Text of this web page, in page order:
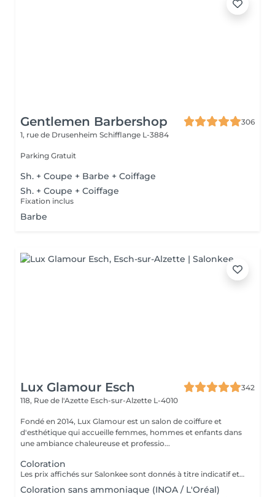
Gentlemen Barbershop
306
1, rue de Drusenheim Schifflange L-3884
Parking Gratuit
Sh. + Coupe + Barbe + Coiffage
Sh. + Coupe + Coiffage
Fixation inclus
Barbe
Lux Glamour Esch
342
118, Rue de l'Azette Esch-sur-Alzette L-4010
Fondé en 2014, Lux Glamour est un salon de coiffure et
d'esthétique qui accueille femmes, hommes et enfants dans
une ambiance chaleureuse et professio...
Coloration
Les prix affichés sur Salonkee sont donnés à titre indicatif et représentent les tarifs de base. Ceux-ci peuvent varier en fonction du diagnostic effectué lors de votre arrivée au salon et de l'expertise du professionnel à qui vous confiez vos soins de beauté. Dans tout les cas, un devis détaillé vous sera proposé et toute prestation sera réalisée avec votre accord.
Coloration sans ammoniaque (INOA / L'Oréal)